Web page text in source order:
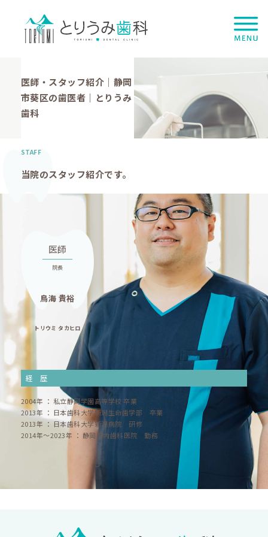
医師・スタッフ紹介｜静岡
市葵区の歯医者｜とりうみ
歯科
医院案内
コンセプト
診療メニュー
定期健診
スタッフ求人
お知らせ
コラム
STAFF
当院のスタッフ紹介です。
医師
院長
鳥海 貴裕
トリウミ タカヒロ
経歴
2004年 ： 私立静岡学園高等学校 卒業
2013年 ： 日本歯科大学新潟生命歯学部 卒業
2013年 ： 日本歯科大学新潟病院 研修
2014年～2023年 ： 静岡県内歯科医院 勤務